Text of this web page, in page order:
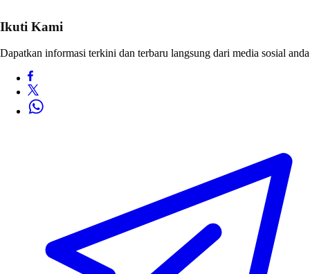
Ikuti Kami
Dapatkan informasi terkini dan terbaru langsung dari media sosial anda